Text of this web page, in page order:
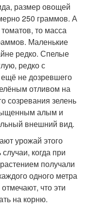
размер овощей
250 граммов. А
то масса
Маленькие
редко. Спелые
редко с
не дозревшего
отливом на
созревания зелень
алым и
внешний вид.
урожай этого
когда при
получали
одного метра
что эти
на корню.